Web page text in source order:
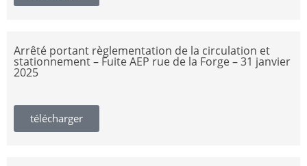
Arrêté portant règlementation de la circulation et
stationnement – Fuite AEP rue de la Forge – 31 janvier
2025
télécharger